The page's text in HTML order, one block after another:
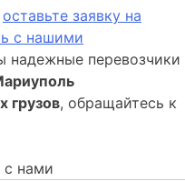
оставьте заявку на
с нашими
надежные перевозчики
грузов, обращайтесь к
с нами